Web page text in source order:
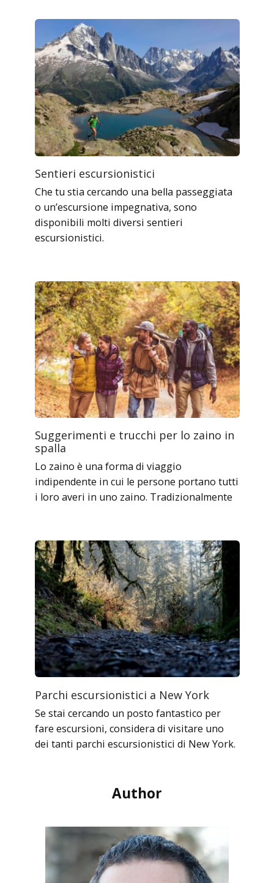
Sentieri escursionistici
Che tu stia cercando una bella passeggiata
o un’escursione impegnativa, sono
disponibili molti diversi sentieri
escursionistici.
Suggerimenti e trucchi per lo zaino in
spalla
Lo zaino è una forma di viaggio
indipendente in cui le persone portano tutti
i loro averi in uno zaino. Tradizionalmente
Parchi escursionistici a New York
Se stai cercando un posto fantastico per
fare escursioni, considera di visitare uno
dei tanti parchi escursionistici di New York.
Author